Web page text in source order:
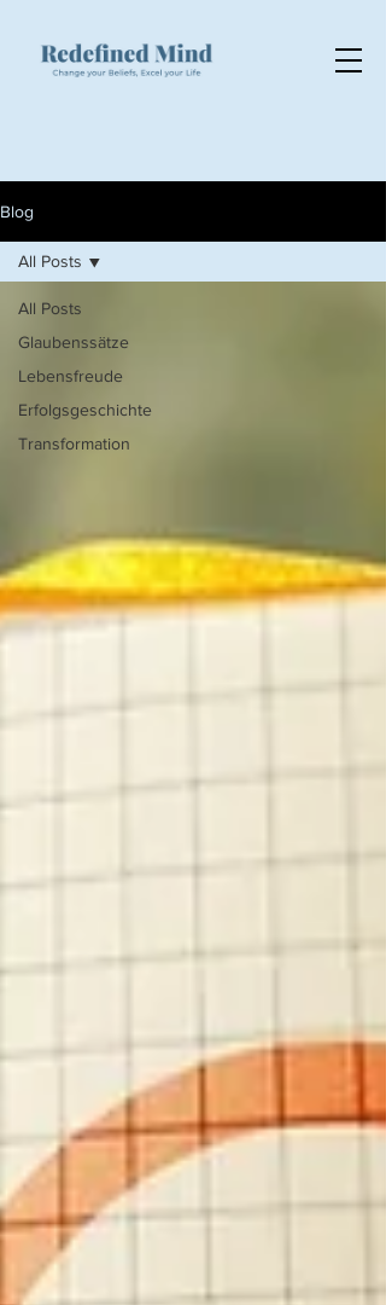
Blog
All Posts
Glaubenssätze
Lebensfreude
Erfolgsgeschichte
Transformation
All Posts